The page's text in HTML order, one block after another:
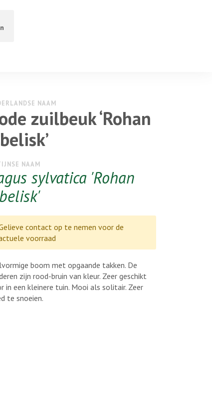
NAAM
zuilbeuk ‘Rohan
NAAM
sylvatica 'Rohan
contact op te nemen voor de
voorraad
boom met opgaande takken. De
zijn rood-bruin van kleur. Zeer geschikt
in een kleinere tuin. Mooi als solitair. Zeer
te snoeien.